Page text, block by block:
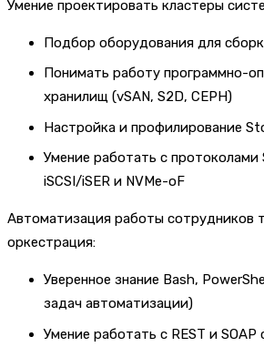
Умение проектировать кластеры
Подбор оборудования для
Понимать работу программно-
хранилищ (vSAN, S2D, CEPH)
Настройка и профилирование
Умение работать с протоколами
iSCSI/iSER и NVMe-oF
Автоматизация работы сотрудников
оркестрация:
Уверенное знание Bash,
задач автоматизации)
Умение работать с REST и SOAP